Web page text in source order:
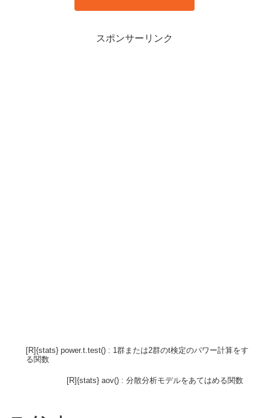
スポンサーリンク
[R]{stats} power.t.test() : 1群または2群のt検定のパワー計算をす
る関数
[R]{stats} aov() : 分散分析モデルをあてはめる関数